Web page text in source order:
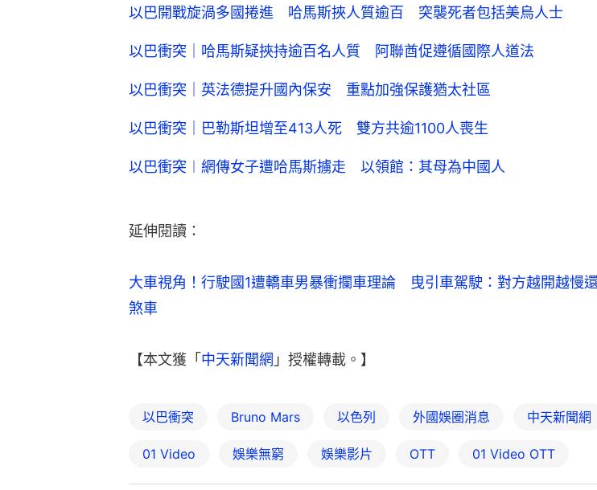
以巴開戰旋渦多國捲進 哈馬斯挾人質逾百 突襲死者包括美烏人士
以巴衝突｜哈馬斯疑挾持逾百名人質 阿聯酋促遵循國際人道法
以巴衝突｜英法德提升國內保安 重點加強保護猶太社區
以巴衝突｜巴勒斯坦增至413人死 雙方共逾1100人喪生
以巴衝突︱網傳女子遭哈馬斯擄走 以領館：其母為中國人
延伸閱讀：
大車視角！行駛國1遭轎車男暴衝攔車理論　曳引車駕駛：對方越開越慢
煞車
【本文獲「 中天新聞網 」授權轉載。】
以巴衝突 Bruno Mars 以色列 外國娛圈消息 中天新聞網
01 Video 娛樂無窮 娛樂影片 OTT 01‌ ‌Video‌ ‌OTT